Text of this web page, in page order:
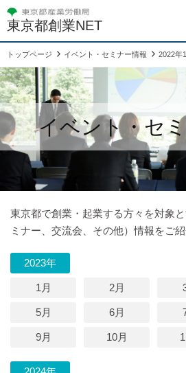
東京都創業NET
トップページ イベント・セミナー情報 2022年
イベント・セ
東京都で創業・起業する方々を対象
ミナー、交流会、その他）情報をご紹
2023年
1月 2月
5月 6月
9月 10月